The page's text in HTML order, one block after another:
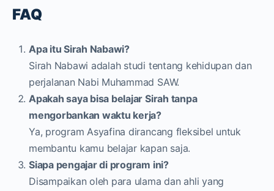
FAQ
Apa itu Sirah Nabawi?
Sirah Nabawi adalah studi tentang kehidupan dan
perjalanan Nabi Muhammad SAW.
Apakah saya bisa belajar Sirah tanpa
mengorbankan waktu kerja?
Ya, program Asyafina dirancang fleksibel untuk
membantu kamu belajar kapan saja.
Siapa pengajar di program ini?
Disampaikan oleh para ulama dan ahli yang